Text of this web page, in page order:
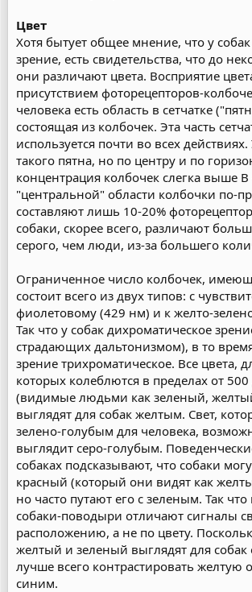
Цвет
Хотя бытует общее мнение, что у
зрение, есть свидетельства, что до
они различают цвета. Восприятие
присутствием фоторецепторов-
человека есть область в сетчатке
состоящая из колбочек. Эта часть
используется почти во всех действиях.
такого пятна, но по центру и по
концентрация колбочек слегка выше В
"центральной" области колбочки по-
составляют лишь 10-20%
собаки, скорее всего, различают
серого, чем люди, из-за большего
Ограниченное число колбочек,
состоит всего из двух типов: с
фиолетовому (429 нм) и к желто-
Так что у собак дихроматическое
страдающих дальтонизмом), в то
зрение трихроматическое. Все цвета,
которых колеблются в пределах от
(видимые людьми как зеленый,
выглядят для собак желтым. Свет,
зелено-голубым для человека,
выглядит серо-голубым.
собаках подсказывают, что собаки
красный (который они видят как
но часто путают его с зеленым. Так
собаки-поводыри отличают сигналы
расположению, а не по цвету.
желтый и зеленый выглядят для собак
лучше всего контрастировать желтую
синим.